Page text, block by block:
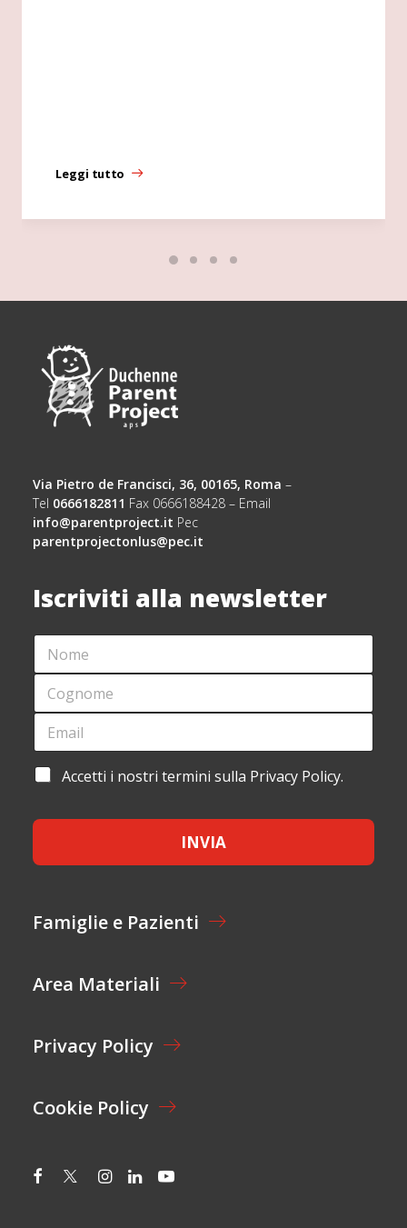
Leggi tutto
Via Pietro de Francisci, 36, 00165, Roma –
Tel 0666182811 Fax 0666188428 – Email
info@parentproject.it Pec
parentprojectonlus@pec.it
Iscriviti alla newsletter
N
M
*
C
G
O
E
*
C
O
G
O
*
E
A
I
L
A
E
T
O
*
Accetti i nostri termini sulla Privacy Policy.
INVIA
Famiglie e Pazienti
Area Materiali
Privacy Policy
Cookie Policy